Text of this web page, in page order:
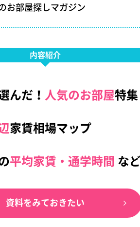
お部屋探しマガジン
内容紹介
んだ！ 人気のお部屋特集
家賃相場マップ
平均家賃・通学時間 な
資料をみておきたい